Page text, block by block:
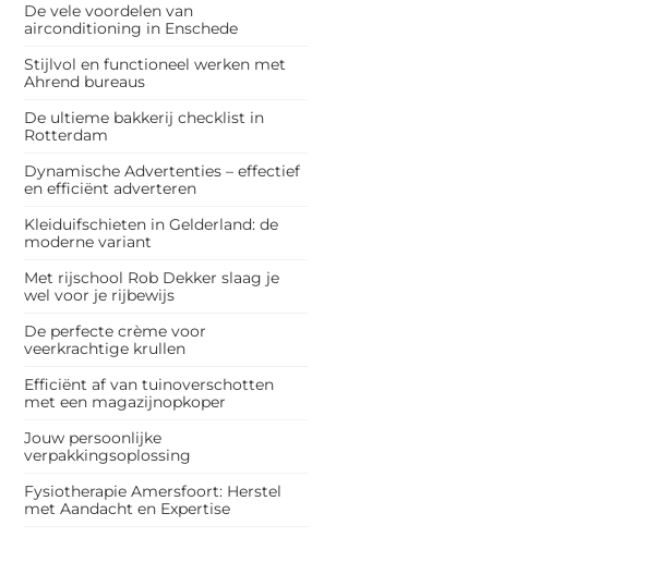
De vele voordelen van
airconditioning in Enschede
Stijlvol en functioneel werken met
Ahrend bureaus
De ultieme bakkerij checklist in
Rotterdam
Dynamische Advertenties – effectief
en efficiënt adverteren
Kleiduifschieten in Gelderland: de
moderne variant
Met rijschool Rob Dekker slaag je
wel voor je rijbewijs
De perfecte crème voor
veerkrachtige krullen
Efficiënt af van tuinoverschotten
met een magazijnopkoper
Jouw persoonlijke
verpakkingsoplossing
Fysiotherapie Amersfoort: Herstel
met Aandacht en Expertise